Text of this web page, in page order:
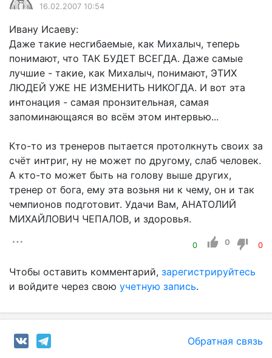
16.02.2007 10:54
Ивану Исаеву:
Даже такие несгибаемые, как Михалыч, теперь
понимают, что ТАК БУДЕТ ВСЕГДА. Даже самые
лучшие - такие, как Михалыч, понимают, ЭТИХ
ЛЮДЕЙ УЖЕ НЕ ИЗМЕНИТЬ НИКОГДА. И вот эта
интонация - самая пронзительная, самая
запоминающаяся во всём этом интервью...
Кто-то из тренеров пытается протолкнуть своих за
счёт интриг, ну не может по другому, слаб человек.
А кто-то может быть на голову выше других,
тренер от бога, ему эта возьня ни к чему, он и так
чемпионов подготовит. Удачи Вам, АНАТОЛИЙ
МИХАЙЛОВИЧ ЧЕПАЛОВ, и здоровья.
0 0 0
Чтобы оставить комментарий, зарегистрируйтесь
и войдите через свою учетную запись.
Обратная связь